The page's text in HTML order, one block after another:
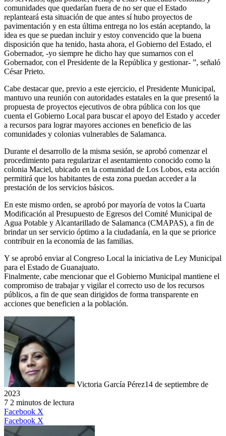
comunidades que quedarían fuera de no ser que el Estado
replanteará esta situación de que antes sí hubo proyectos de
pavimentación y en esta última entrega no los están aceptando, la
idea es que se puedan incluir y estoy convencido que la buena
disposición que ha tenido, hasta ahora, el Gobierno del Estado, el
Gobernador, -yo siempre he dicho hay que sumarnos con el
Gobernador, con el Presidente de la República y gestionar- ”, señaló
César Prieto.
Cabe destacar que, previo a este ejercicio, el Presidente Municipal,
mantuvo una reunión con autoridades estatales en la que presentó la
propuesta de proyectos ejecutivos de obra pública con los que
cuenta el Gobierno Local para buscar el apoyo del Estado y acceder
a recursos para lograr mayores acciones en beneficio de las
comunidades y colonias vulnerables de Salamanca.
Durante el desarrollo de la misma sesión, se aprobó comenzar el
procedimiento para regularizar el asentamiento conocido como la
colonia Maciel, ubicado en la comunidad de Los Lobos, esta acción
permitirá que los habitantes de esta zona puedan acceder a la
prestación de los servicios básicos.
En este mismo orden, se aprobó por mayoría de votos la Cuarta
Modificación al Presupuesto de Egresos del Comité Municipal de
Agua Potable y Alcantarillado de Salamanca (CMAPAS), a fin de
brindar un ser servicio óptimo a la ciudadanía, en la que se priorice
contribuir en la economía de las familias.
Y se aprobó enviar al Congreso Local la iniciativa de Ley Municipal
para el Estado de Guanajuato.
Finalmente, cabe mencionar que el Gobierno Municipal mantiene el
compromiso de trabajar y vigilar el correcto uso de los recursos
públicos, a fin de que sean dirigidos de forma transparente en
acciones que beneficien a la población.
Victoria García Pérez14 de septiembre de
2023
7 2 minutos de lectura
Facebook X
Facebook X